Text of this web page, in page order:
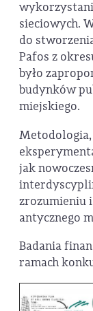
sieciowych.
do
Pafos z
było
budynków
miejskiego.
Metodologia,
jak
zrozumieniu
antycznego
Badania
ramach